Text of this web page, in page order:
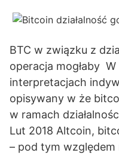
BTC w związku z
operacja mogłaby
interpretacjach
opisywany w że
w ramach
Lut 2018 Altcoin,
– pod tym